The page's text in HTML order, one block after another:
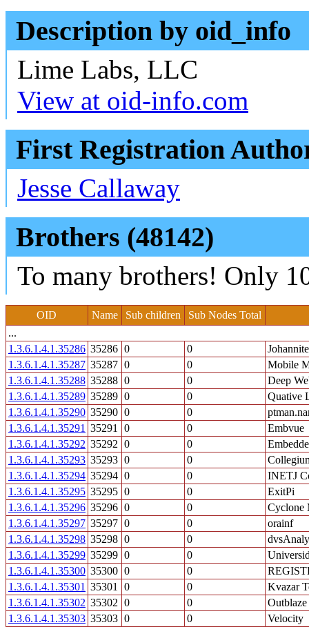
Description by oid_info
Lime Labs, LLC
View at oid-info.com
First Registration
Jesse Callaway
Brothers (48142)
To many brothers! Only
OID Name Sub children
Sub Nodes Total
...
1.3.6.1.4.1.35286 35286 0 0
1.3.6.1.4.1.35287 35287 0 0
Mobile
1.3.6.1.4.1.35288 35288 0 0
Deep
1.3.6.1.4.1.35289 35289 0 0
Quative
1.3.6.1.4.1.35290 35290 0 0
1.3.6.1.4.1.35291 35291 0 0
Embvue
1.3.6.1.4.1.35292 35292 0 0
1.3.6.1.4.1.35293 35293 0 0
1.3.6.1.4.1.35294 35294 0 0
INETJ
1.3.6.1.4.1.35295 35295 0 0
ExitPi
1.3.6.1.4.1.35296 35296 0 0
Cyclone
1.3.6.1.4.1.35297 35297 0 0
orainf
1.3.6.1.4.1.35298 35298 0 0
1.3.6.1.4.1.35299 35299 0 0
1.3.6.1.4.1.35300 35300 0 0
1.3.6.1.4.1.35301 35301 0 0
Kvazar
1.3.6.1.4.1.35302 35302 0 0
1.3.6.1.4.1.35303 35303 0 0
Velocity